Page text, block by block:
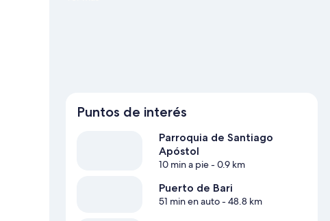
Puntos de interés
Parroquia de Santiago
Apóstol
10 min a pie- 0.9 km
Puerto de Bari
51 min en auto- 48.8 km